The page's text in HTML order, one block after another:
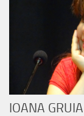
IOANA GRUIA